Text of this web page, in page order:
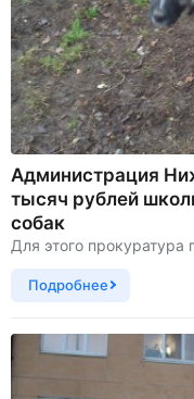
Администрация
тысяч рублей
собак
Для этого прокуратура
Подробнее